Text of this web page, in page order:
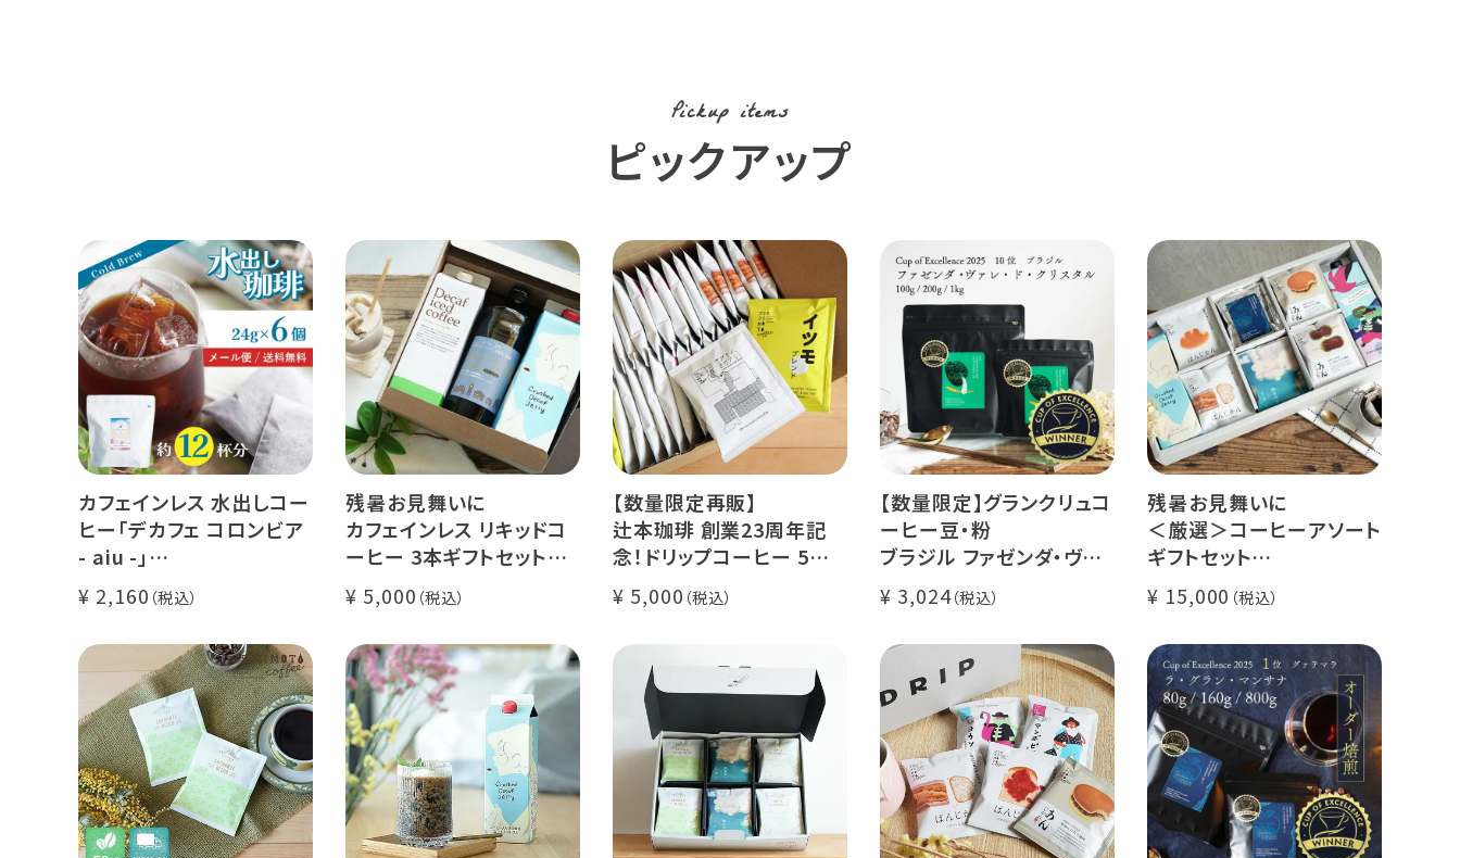
Pickup items
ピックアップ
カフェインレス 水出しコー
ヒー「デカフェ コロンビア
- aiu -」
24g×6個（約12杯分）
マウンテンウォータープロ
セス カフェインレスコーヒ
ー豆100%使用 メール便
でお届け
2,160
残暑お見舞いに
カフェインレス リキッドコ
ーヒー 3本ギフトセット
クラッシュド デカフェ ゼリ
ー 1本
デカフェ オレベース【無
糖】1本
デカフェ アイスコーヒー 1
本
5,000
【数量限定再販】
辻本珈琲 創業23周年記
念！ドリップコーヒー 5種
50杯セット
アニバーサリーブレンド
（コスタリカ ルワンダ メキ
シコ）
イツモブレンド ヨウソロー
ぱんじかん
期間限定 送料無料
5,000
【数量限定】グランクリュコ
ーヒー豆・粉
ブラジル ファゼンダ・ヴァ
レ・ド・クリスタル（100g /
200g / 1kg）
品種：カトゥカイ・アス
精製方法：ナチュラル
焙煎度：浅煎り
COE Brazil Fazenda
Val
3,024
残暑お見舞いに
＜厳選＞コーヒーアソート
ギフトセット
リキッドコーヒー 2本 + ド
リップコーヒー 10種30杯
クラッシュドデカフェゼリ
ー カリビアントレジャーブ
レンド
グランクリュ スペシャルテ
ィ
15,000